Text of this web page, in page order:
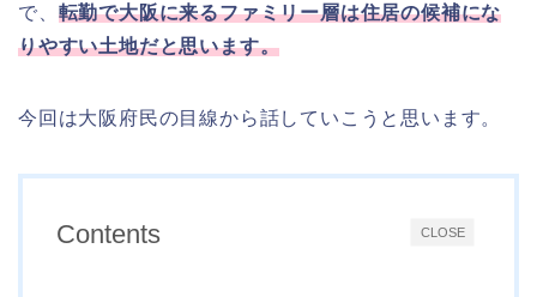
で、 転勤で大阪に来るファミリー層は住居の候補にな
りやすい土地だと思います。
今回は大阪府民の目線から話していこうと思います。
CLOSE
Contents